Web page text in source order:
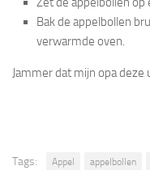
Bak de appelbollen
verwarmde oven.
Jammer dat mijn opa
Tags: Appel appelbollen